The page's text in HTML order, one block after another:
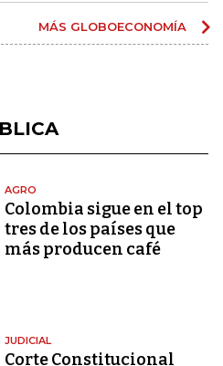
MÁS GLOBOECONOMÍA
AGRO
Colombia sigue en el top
tres de los países que
más producen café
JUDICIAL
Corte Constitucional